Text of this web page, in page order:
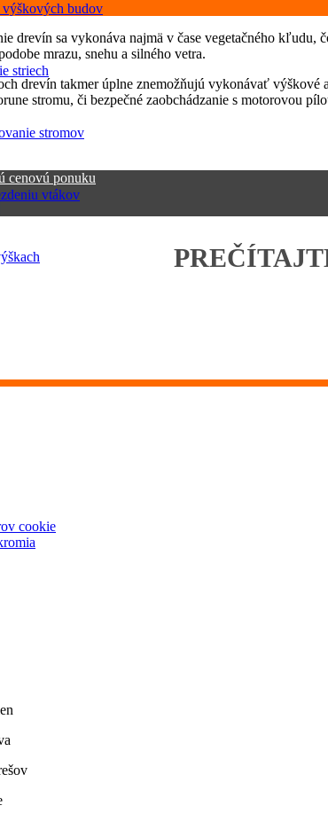
budov
striech
stromov
vtákov
drevín sa vykonáva najmä v čase vegetačného kľudu,
mrazu, snehu a silného vetra.
drevín takmer úplne znemožňujú vykonávať
stromu, či bezpečné zaobchádzanie s motorovou
cenovú ponuku
cookie